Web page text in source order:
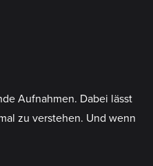
Aufnahmen. Dabei lässt
zu verstehen. Und wenn